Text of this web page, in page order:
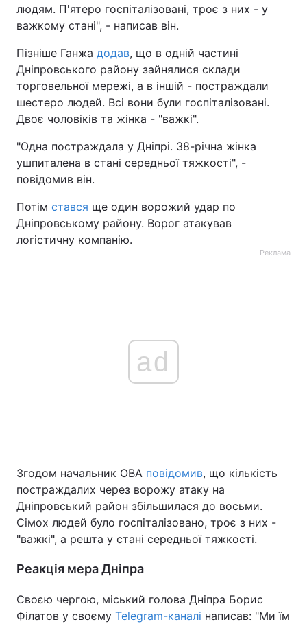
людям. П'ятеро госпіталізовані, троє з них - у
важкому стані", - написав він.
Пізніше Ганжа додав, що в одній частині
Дніпровського району зайнялися склади
торговельної мережі, а в іншій - постраждали
шестеро людей. Всі вони були госпіталізовані.
Двоє чоловіків та жінка - "важкі".
"Одна постраждала у Дніпрі. 38-річна жінка
ушпиталена в стані середньої тяжкості", -
повідомив він.
Потім стався ще один ворожий удар по
Дніпровському району. Ворог атакував
логістичну компанію.
Реклама
ad
Згодом начальник ОВА повідомив, що кількість
постраждалих через ворожу атаку на
Дніпровський район збільшилася до восьми.
Сімох людей було госпіталізовано, троє з них -
"важкі", а решта у стані середньої тяжкості.
Реакція мера Дніпра
Своєю чергою, міський голова Дніпра Борис
Філатов у своєму Telegram-каналі написав: "Ми їм